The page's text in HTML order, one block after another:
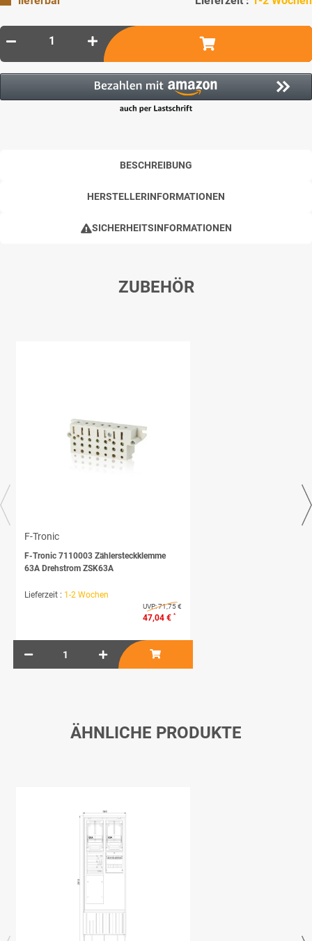
BESCHREIBUNG
HERSTELLERINFORMATIONEN
SICHERHEITSINFORMATIONEN
ZUBEHÖR
F-Tronic
F-Tronic 7110003 Zählersteckklemme
63A Drehstrom ZSK63A
Lieferzeit : 1-2 Wochen
UVP:71,75 €
47,04 € *
ÄHNLICHE PRODUKTE